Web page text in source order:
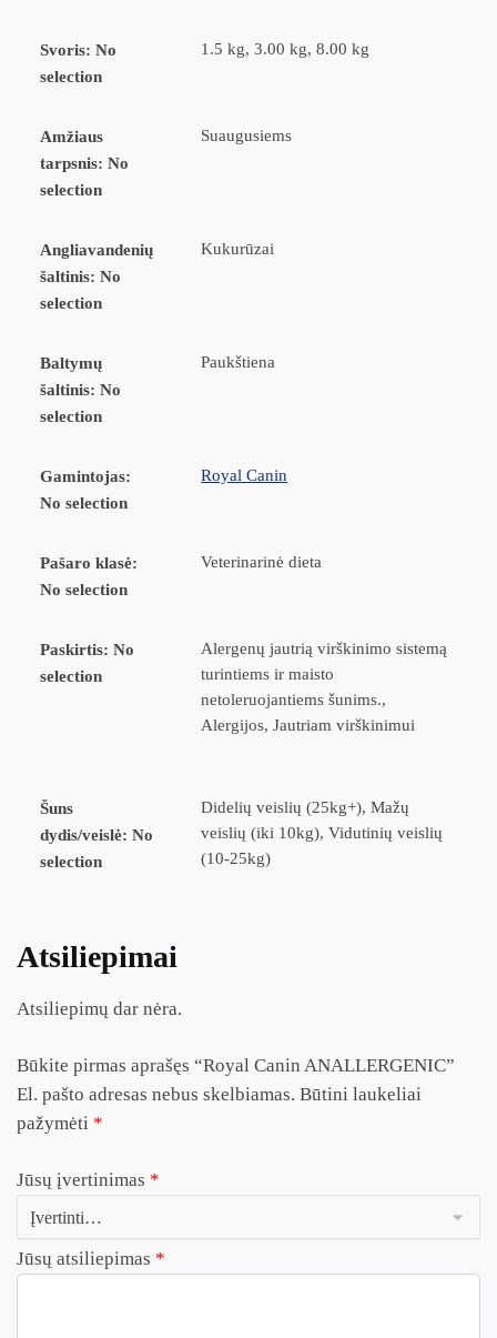
Svoris: No
selection
1.5 kg, 3.00 kg, 8.00 kg
Amžiaus
tarpsnis: No
selection
Suaugusiems
Angliavandenių
šaltinis: No
selection
Kukurūzai
Baltymų
šaltinis: No
selection
Paukštiena
Gamintojas:
No selection
Royal Canin
Pašaro klasė:
No selection
Veterinarinė dieta
Paskirtis: No
selection
Alergenų jautrią virškinimo sistemą
turintiems ir maisto
netoleruojantiems šunims.,
Alergijos, Jautriam virškinimui
Šuns
dydis/veislė: No
selection
Didelių veislių (25kg+), Mažų
veislių (iki 10kg), Vidutinių veislių
(10-25kg)
Atsiliepimai
Atsiliepimų dar nėra.
Būkite pirmas aprašęs “Royal Canin ANALLERGENIC”
El. pašto adresas nebus skelbiamas. Būtini laukeliai
pažymėti *
Jūsų įvertinimas *
Jūsų atsiliepimas *